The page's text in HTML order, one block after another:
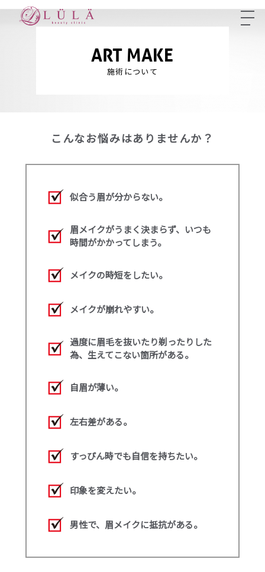
ART MAKE
施術について
こんなお悩みはありませんか？
似合う眉が分からない。
眉メイクがうまく決まらず、いつも
時間がかかってしまう。
メイクの時短をしたい。
メイクが崩れやすい。
過度に眉毛を抜いたり剃ったりした
為、生えてこない箇所がある。
自眉が薄い。
左右差がある。
すっぴん時でも自信を持ちたい。
印象を変えたい。
男性で、眉メイクに抵抗がある。